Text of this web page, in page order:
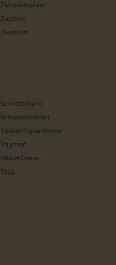
Zichoriensalate
Zucchini
Zwiebeln
Schnittsellerie
Schwarzkümmel
Speisechrysantheme
Thymian
Winterkresse
Ysop